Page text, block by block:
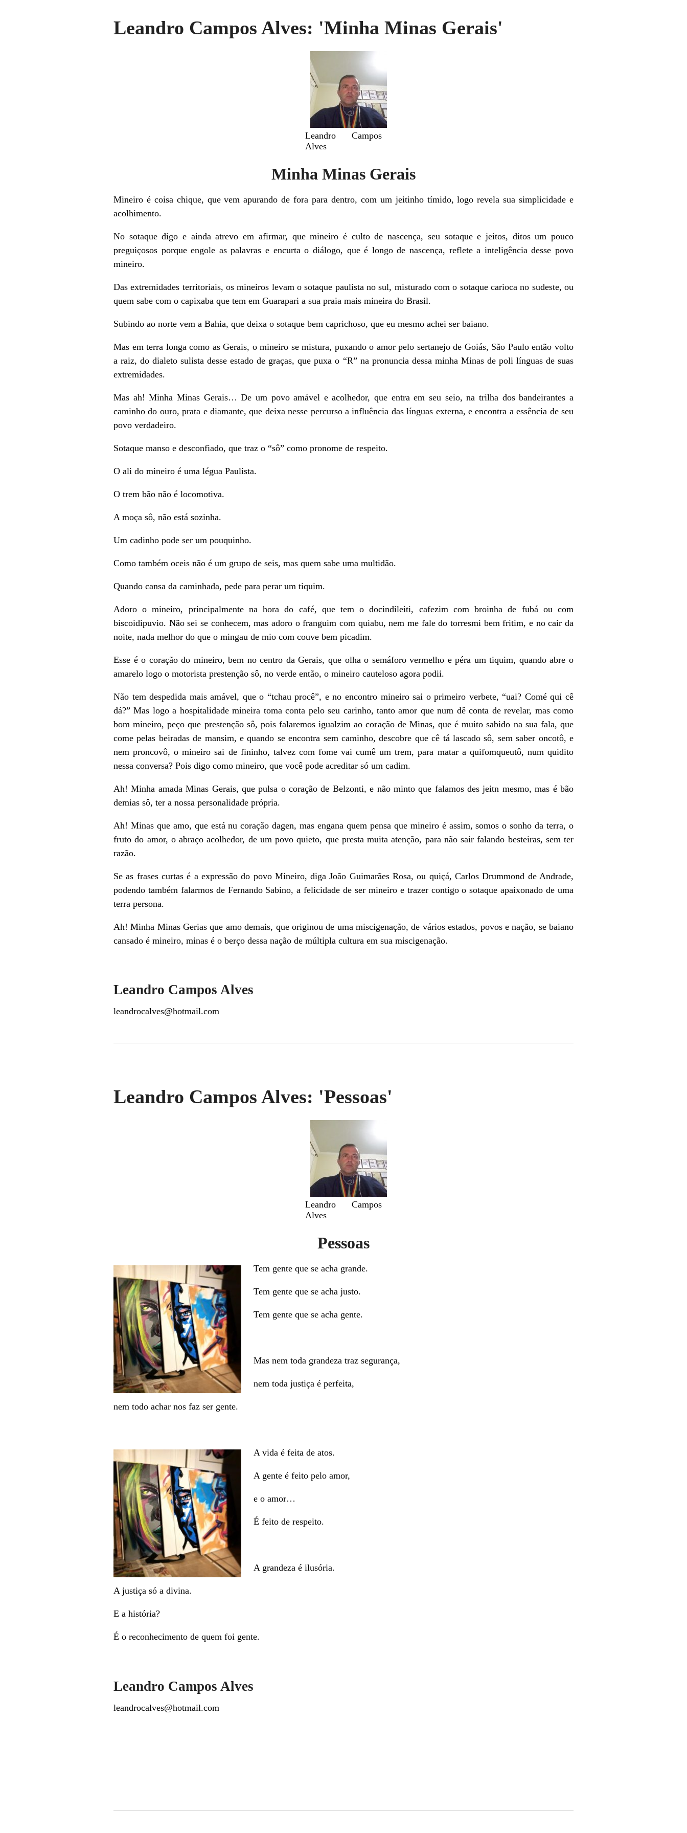
Leandro Campos Alves: 'Minha Minas Gerais'
Leandro Campos
Alves
Minha Minas Gerais
Mineiro é coisa chique, que vem apurando de fora para dentro, com um jeitinho tímido, logo revela sua simplicidade e
acolhimento.
No sotaque digo e ainda atrevo em afirmar, que mineiro é culto de nascença, seu sotaque e jeitos, ditos um pouco
preguiçosos porque engole as palavras e encurta o diálogo, que é longo de nascença, reflete a inteligência desse povo
mineiro.
Das extremidades territoriais, os mineiros levam o sotaque paulista no sul, misturado com o sotaque carioca no sudeste, ou
quem sabe com o capixaba que tem em Guarapari a sua praia mais mineira do Brasil.
Subindo ao norte vem a Bahia, que deixa o sotaque bem caprichoso, que eu mesmo achei ser baiano.
Mas em terra longa como as Gerais, o mineiro se mistura, puxando o amor pelo sertanejo de Goiás, São Paulo então volto
a raiz, do dialeto sulista desse estado de graças, que puxa o “R” na pronuncia dessa minha Minas de poli línguas de suas
extremidades.
Mas ah! Minha Minas Gerais… De um povo amável e acolhedor, que entra em seu seio, na trilha dos bandeirantes a
caminho do ouro, prata e diamante, que deixa nesse percurso a influência das línguas externa, e encontra a essência de seu
povo verdadeiro.
Sotaque manso e desconfiado, que traz o “sô” como pronome de respeito.
O ali do mineiro é uma légua Paulista.
O trem bão não é locomotiva.
A moça sô, não está sozinha.
Um cadinho pode ser um pouquinho.
Como também oceis não é um grupo de seis, mas quem sabe uma multidão.
Quando cansa da caminhada, pede para perar um tiquim.
Adoro o mineiro, principalmente na hora do café, que tem o docindileiti, cafezim com broinha de fubá ou com
biscoidipuvio. Não sei se conhecem, mas adoro o franguim com quiabu, nem me fale do torresmi bem fritim, e no cair da
noite, nada melhor do que o mingau de mio com couve bem picadim.
Esse é o coração do mineiro, bem no centro da Gerais, que olha o semáforo vermelho e péra um tiquim, quando abre o
amarelo logo o motorista prestenção sô, no verde então, o mineiro cauteloso agora podii.
Não tem despedida mais amável, que o “tchau procê”, e no encontro mineiro sai o primeiro verbete, “uai? Comé qui cê
dá?” Mas logo a hospitalidade mineira toma conta pelo seu carinho, tanto amor que num dê conta de revelar, mas como
bom mineiro, peço que prestenção sô, pois falaremos igualzim ao coração de Minas, que é muito sabido na sua fala, que
come pelas beiradas de mansim, e quando se encontra sem caminho, descobre que cê tá lascado sô, sem saber oncotô, e
nem proncovô, o mineiro sai de fininho, talvez com fome vai cumê um trem, para matar a quifomqueutô, num quidito
nessa conversa? Pois digo como mineiro, que você pode acreditar só um cadim.
Ah! Minha amada Minas Gerais, que pulsa o coração de Belzonti, e não minto que falamos des jeitn mesmo, mas é bão
demias sô, ter a nossa personalidade própria.
Ah! Minas que amo, que está nu coração dagen, mas engana quem pensa que mineiro é assim, somos o sonho da terra, o
fruto do amor, o abraço acolhedor, de um povo quieto, que presta muita atenção, para não sair falando besteiras, sem ter
razão.
Se as frases curtas é a expressão do povo Mineiro, diga João Guimarães Rosa, ou quiçá, Carlos Drummond de Andrade,
podendo também falarmos de Fernando Sabino, a felicidade de ser mineiro e trazer contigo o sotaque apaixonado de uma
terra persona.
Ah! Minha Minas Gerias que amo demais, que originou de uma miscigenação, de vários estados, povos e nação, se baiano
cansado é mineiro, minas é o berço dessa nação de múltipla cultura em sua miscigenação.
Leandro Campos Alves
leandrocalves@hotmail.com
Leandro Campos Alves: 'Pessoas'
Leandro Campos
Alves
Pessoas
Tem gente que se acha grande.
Tem gente que se acha justo.
Tem gente que se acha gente.
Mas nem toda grandeza traz segurança,
nem toda justiça é perfeita,
nem todo achar nos faz ser gente.
A vida é feita de atos.
A gente é feito pelo amor,
e o amor…
É feito de respeito.
A grandeza é ilusória.
A justiça só a divina.
E a história?
É o reconhecimento de quem foi gente.
Leandro Campos Alves
leandrocalves@hotmail.com